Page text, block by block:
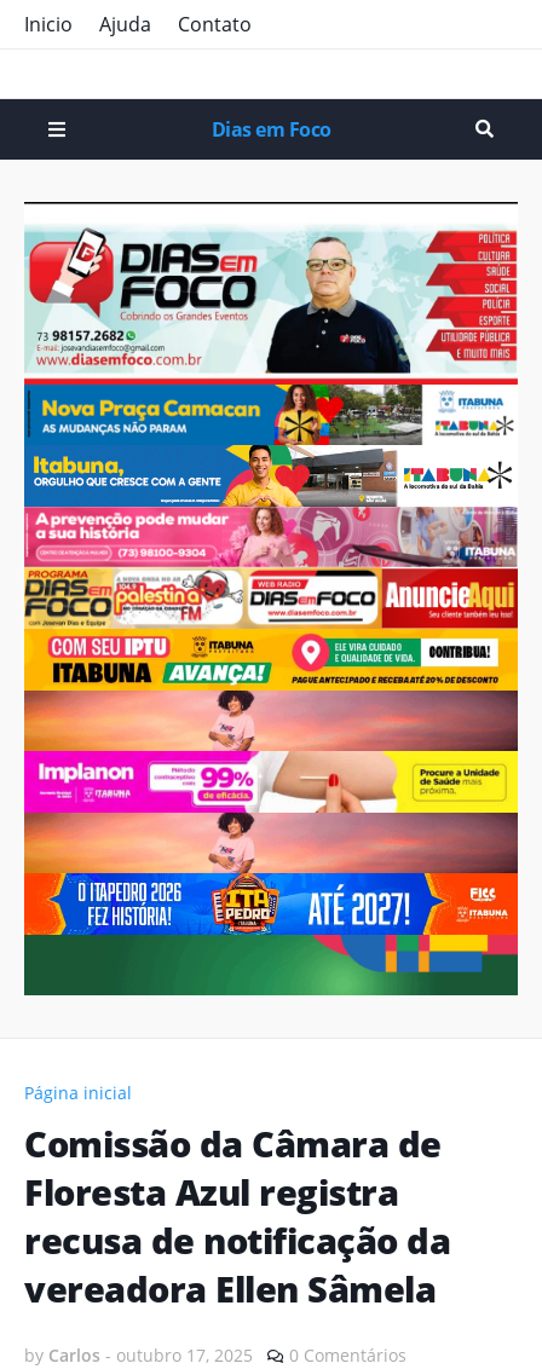
Inicio Ajuda Contato
Dias em Foco
Página inicial
Comissão da Câmara de
Floresta Azul registra
recusa de notificação da
vereadora Ellen Sâmela
by Carlos - outubro 17, 2025 0 Comentários